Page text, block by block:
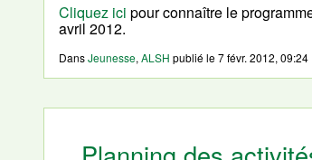
Cliquez ici pour connaître le
avril 2012.
DansJeunesse,ALSH publié le7 févr. 2012, 09:24